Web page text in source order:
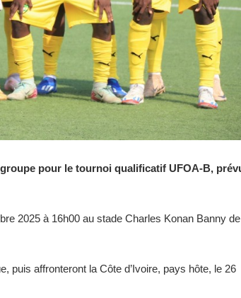
pour le tournoi qualificatif UFOA-B,
2025 à 16h00 au stade Charles Konan Banny de
puis affronteront la Côte d’Ivoire, pays hôte, le 26